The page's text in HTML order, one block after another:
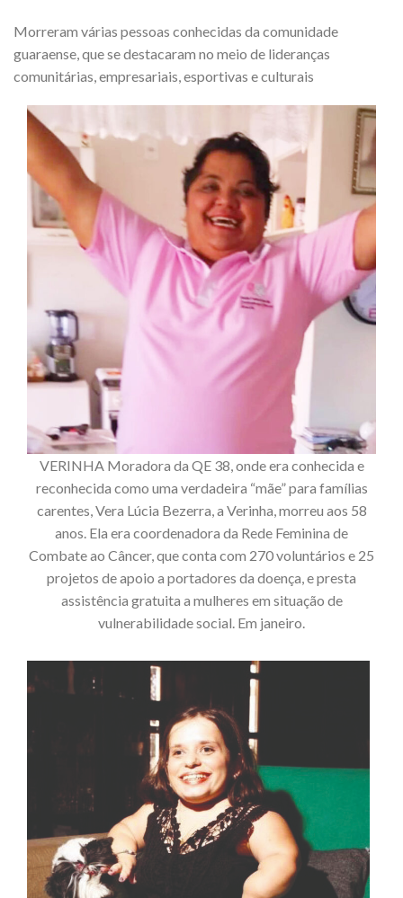
Morreram várias pessoas conhecidas da comunidade
guaraense, que se destacaram no meio de lideranças
comunitárias, empresariais, esportivas e culturais
VERINHA Moradora da QE 38, onde era conhecida e
reconhecida como uma verdadeira “mãe” para famílias
carentes, Vera Lúcia Bezerra, a Verinha, morreu aos 58
anos. Ela era coordenadora da Rede Feminina de
Combate ao Câncer, que conta com 270 voluntários e 25
projetos de apoio a portadores da doença, e presta
assistência gratuita a mulheres em situação de
vulnerabilidade social. Em janeiro.